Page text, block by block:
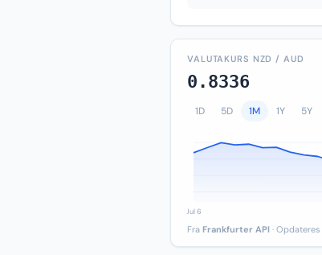
VALUTAKURS NZD / AUD
0.8336
1D 5D 1M 1Y 5Y
Fra Frankfurter API ·